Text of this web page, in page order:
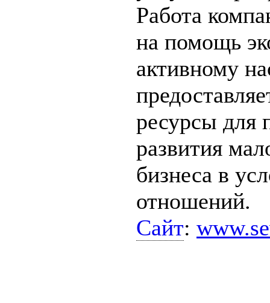
Работа
на помощь
активному
ресурсы для
развития
бизнеса в
отношений.
Сайт: